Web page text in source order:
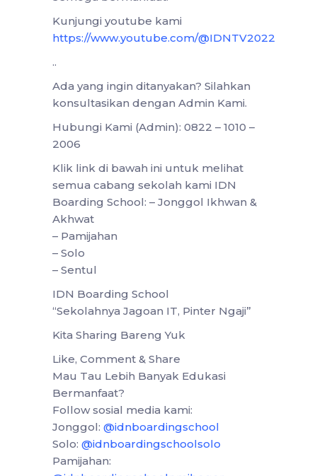
Kunjungi youtube kami
https://www.youtube.com/@IDNTV2022
..
Ada yang ingin ditanyakan? Silahkan
konsultasikan dengan Admin Kami.
Hubungi Kami (Admin): 0822 – 1010 –
2006
Klik link di bawah ini untuk melihat
semua cabang sekolah kami IDN
Boarding School: – Jonggol Ikhwan &
Akhwat
– Pamijahan
– Solo
– Sentul
IDN Boarding School
“Sekolahnya Jagoan IT, Pinter Ngaji”
Kita Sharing Bareng Yuk
Like, Comment & Share
Mau Tau Lebih Banyak Edukasi
Bermanfaat?
Follow sosial media kami:
Jonggol: @idnboardingschool
Solo: @idnboardingschoolsolo
Pamijahan: